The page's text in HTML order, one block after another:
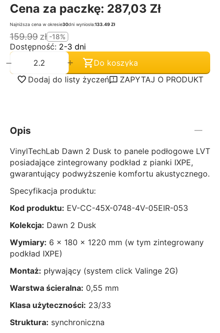
Cena za paczkę: 287,03 Zł
Najniższa cena w okresie30dni wyniosła:133.49 Zł
159.99 zł -18%
Dostępność: 2-3 dni
+
−
Do koszyka
Dodaj do listy życzeń
ZAPYTAJ O PRODUKT
Opis
VinylTechLab Dawn 2 Dusk to panele podłogowe LVT
posiadające zintegrowany podkład z pianki IXPE,
gwarantujący podwyższenie komfortu akustycznego.
Specyfikacja produktu:
Kod produktu: EV-CC-45X-0748-4V-05EIR-053
Kolekcja: Dawn 2 Dusk
Wymiary: 6 x 180 x 1220 mm (w tym zintegrowany
podkład IXPE)
Montaż: pływający (system click Valinge 2G)
Warstwa ścieralna: 0,55 mm
Klasa użyteczności: 23/33
Struktura: synchroniczna